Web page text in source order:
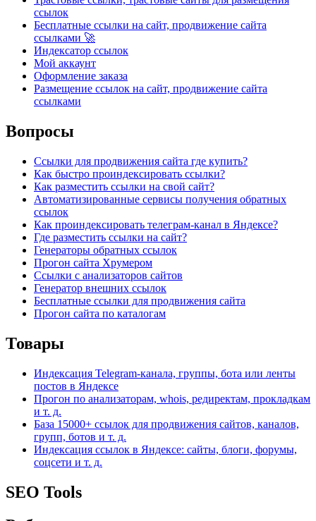
ссылок
Бесплатные ссылки на сайт, продвижение сайта
ссылками 🚀
Индексатор ссылок
Мой аккаунт
Оформление заказа
Размещение ссылок на сайт, продвижение сайта
ссылками
Вопросы
Ссылки для продвижения сайта где купить?
Как быстро проиндексировать ссылки?
Как разместить ссылки на свой сайт?
Автоматизированные сервисы получения обратных
ссылок
Как проиндексировать телеграм-канал в Яндексе?
Где разместить ссылки на сайт?
Генераторы обратных ссылок
Прогон сайта Хрумером
Ссылки с анализаторов сайтов
Генератор внешних ссылок
Бесплатные ссылки для продвижения сайта
Прогон сайта по каталогам
Товары
Индексация Telegram-канала, группы, бота или ленты
постов в Яндексе
Прогон по анализаторам, whois, редиректам, прокладкам
и т. д.
База 15000+ ссылок для продвижения сайтов, каналов,
групп, ботов и т. д.
Индексация ссылок в Яндексе: сайты, блоги, форумы,
соцсети и т. д.
SEO Tools